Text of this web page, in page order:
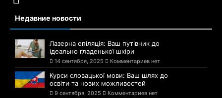
Недавние новости
Лазерна епіляція: Ваш путівник до
ідеально гладенької шкіри
14 сентября, 2025 Комментариев нет
Курси словацької мови: Ваш шлях до
освіти та нових можливостей
9 сентября, 2025 Комментариев нет